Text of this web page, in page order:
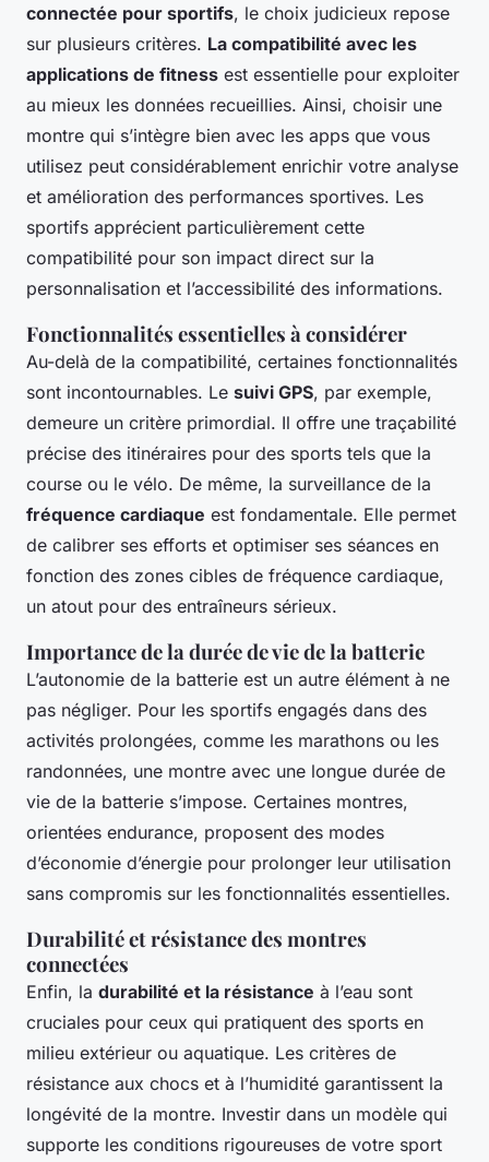
connectée pour sportifs, le choix judicieux repose
sur plusieurs critères. La compatibilité avec les
applications de fitness est essentielle pour exploiter
au mieux les données recueillies. Ainsi, choisir une
montre qui s’intègre bien avec les apps que vous
utilisez peut considérablement enrichir votre analyse
et amélioration des performances sportives. Les
sportifs apprécient particulièrement cette
compatibilité pour son impact direct sur la
personnalisation et l’accessibilité des informations.
Fonctionnalités essentielles à considérer
Au-delà de la compatibilité, certaines fonctionnalités
sont incontournables. Le suivi GPS, par exemple,
demeure un critère primordial. Il offre une traçabilité
précise des itinéraires pour des sports tels que la
course ou le vélo. De même, la surveillance de la
fréquence cardiaque est fondamentale. Elle permet
de calibrer ses efforts et optimiser ses séances en
fonction des zones cibles de fréquence cardiaque,
un atout pour des entraîneurs sérieux.
Importance de la durée de vie de la batterie
L’autonomie de la batterie est un autre élément à ne
pas négliger. Pour les sportifs engagés dans des
activités prolongées, comme les marathons ou les
randonnées, une montre avec une longue durée de
vie de la batterie s’impose. Certaines montres,
orientées endurance, proposent des modes
d’économie d’énergie pour prolonger leur utilisation
sans compromis sur les fonctionnalités essentielles.
Durabilité et résistance des montres
connectées
Enfin, la durabilité et la résistance à l’eau sont
cruciales pour ceux qui pratiquent des sports en
milieu extérieur ou aquatique. Les critères de
résistance aux chocs et à l’humidité garantissent la
longévité de la montre. Investir dans un modèle qui
supporte les conditions rigoureuses de votre sport